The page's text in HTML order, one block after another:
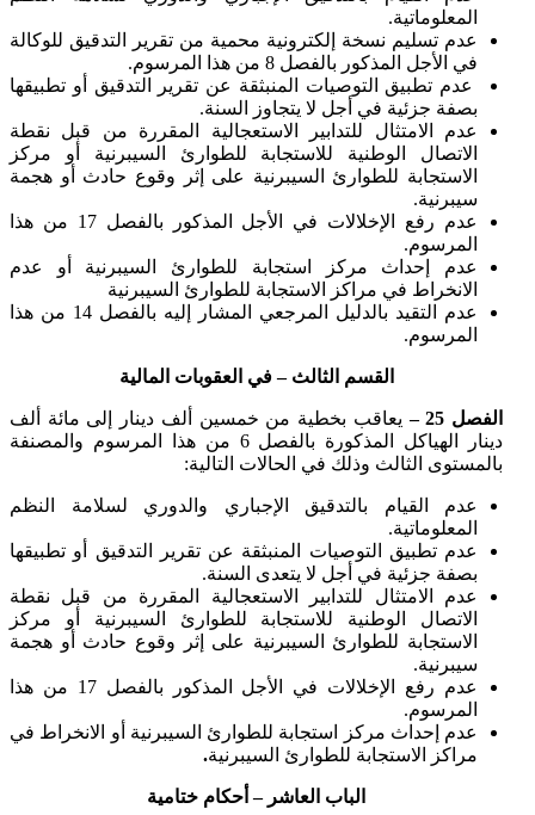
المعلوماتية.
عدم تسليم نسخة إلكترونية محمية من تقرير التدقيق للوكالة
في الأجل المذكور بالفصل 8 من هذا المرسوم.
عدم تطبيق التوصيات المنبثقة عن تقرير التدقيق أو تطبيقها
بصفة جزئية في أجل لا يتجاوز السنة.
عدم الامتثال للتدابير الاستعجالية المقررة من قبل نقطة
الاتصال الوطنية للاستجابة للطوارئ السيبرنية أو مركز
الاستجابة للطوارئ السيبرنية على إثر وقوع حادث أو هجمة
سيبرنية.
عدم رفع الإخلالات في الأجل المذكور بالفصل 17 من هذا
المرسوم.
عدم إحداث مركز استجابة للطوارئ السيبرنية أو عدم
الانخراط في مراكز الاستجابة للطوارئ السيبرنية
عدم التقيد بالدليل المرجعي المشار إليه بالفصل 14 من هذا
المرسوم.
القسم الثالث – في العقوبات المالية
الفصل 25 –
يعاقب بخطية من خمسين ألف دينار إلى مائة ألف
دينار الهياكل المذكورة بالفصل 6 من هذا المرسوم والمصنفة
بالمستوى الثالث وذلك في الحالات التالية:
عدم القيام بالتدقيق الإجباري والدوري لسلامة النظم
المعلوماتية.
عدم تطبيق التوصيات المنبثقة عن تقرير التدقيق أو تطبيقها
بصفة جزئية في أجل لا يتعدى السنة.
عدم الامتثال للتدابير الاستعجالية المقررة من قبل نقطة
الاتصال الوطنية للاستجابة للطوارئ السيبرنية أو مركز
الاستجابة للطوارئ السيبرنية على إثر وقوع حادث أو هجمة
سيبرنية.
عدم رفع الإخلالات في الأجل المذكور بالفصل 17 من هذا
المرسوم.
عدم إحداث مركز استجابة للطوارئ السيبرنية أو الانخراط في
مراكز الاستجابة للطوارئ السيبرنية.
الباب العاشر – أحكام ختامية